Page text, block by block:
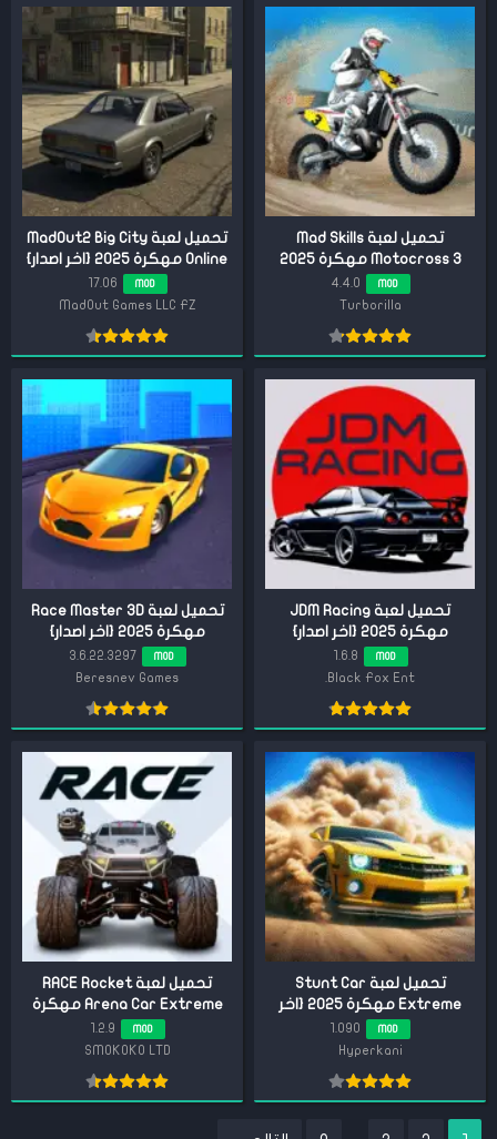
تحميل لعبة Mad Skills
Motocross 3 مهكرة 2025
{اخر اصدار}
MOD
4.4.0
Turborilla
تحميل لعبة MadOut2 Big City
Online مهكرة 2025 {اخر اصدار}
MOD
17.06
MadOut Games LLC FZ
تحميل لعبة JDM Racing
مهكرة 2025 {اخر اصدار}
MOD
1.6.8
Black Fox Ent.
تحميل لعبة Race Master 3D
مهكرة 2025 {اخر اصدار}
MOD
3.6.22.3297
Beresnev Games
تحميل لعبة Stunt Car
Extreme مهكرة 2025 {اخر
اصدار}MOD
1.090
Hyperkani
تحميل لعبة RACE Rocket
Arena Car Extreme مهكرة
2025 {اخر اصدار}MOD
1.2.9
SMOKOKO LTD